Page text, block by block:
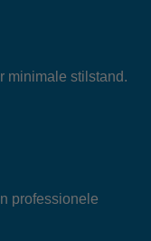
minimale stilstand.
professionele